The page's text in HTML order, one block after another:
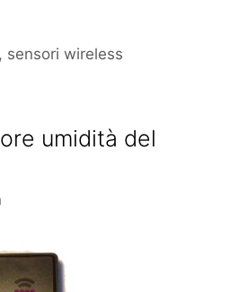
, sensori wireless
umidità del